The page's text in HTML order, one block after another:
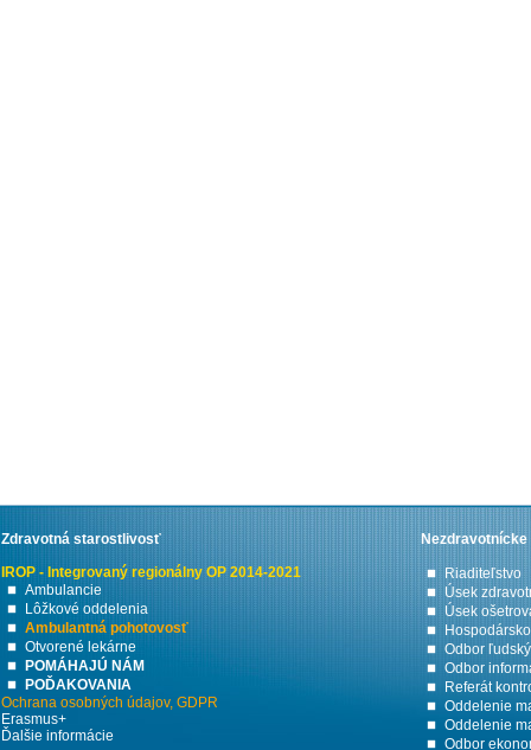
Zdravotná starostlivosť
IROP - Integrovaný regionálny OP 2014-2021
Ambulancie
Lôžkové oddelenia
Ambulantná pohotovosť
Otvorené lekárne
POMÁHAJÚ NÁM
POĎAKOVANIA
Ochrana osobných údajov, GDPR
Erasmus+
Ďalšie informácie
Nezdravotnícke
Riaditeľstvo
Úsek
Úsek
Odbor
Odbor
Referát
Oddelenie
Oddelenie
Odbor